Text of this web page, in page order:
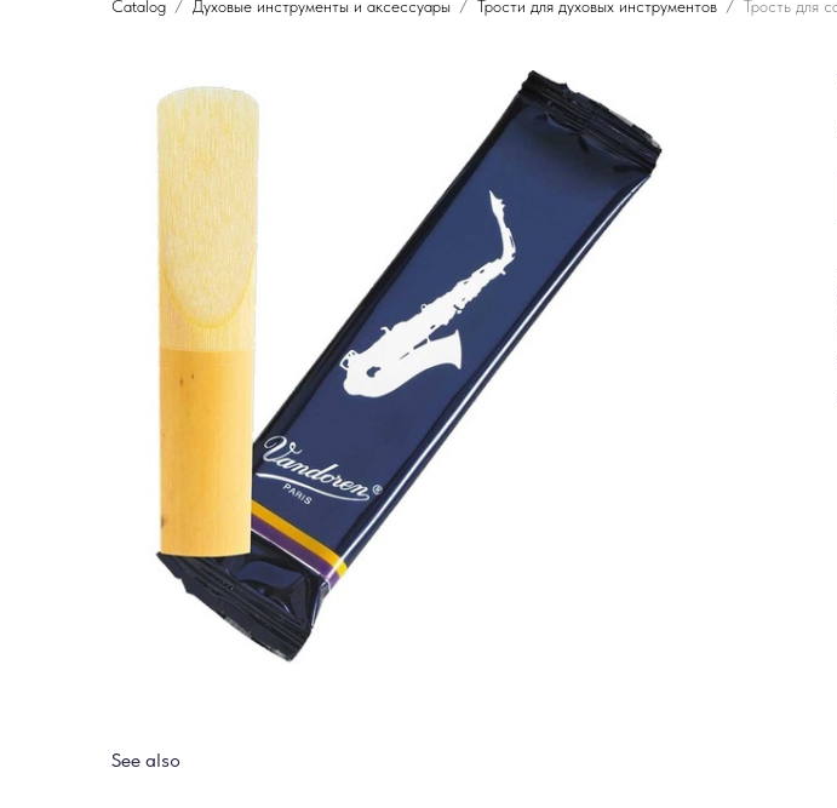
Catalog Духовые инструменты и аксессуары Трости для духовых инструментов
See also